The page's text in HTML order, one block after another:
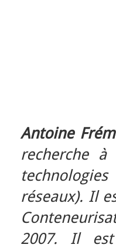
Antoine
recherche à
réseaux). Il
2007. Il est